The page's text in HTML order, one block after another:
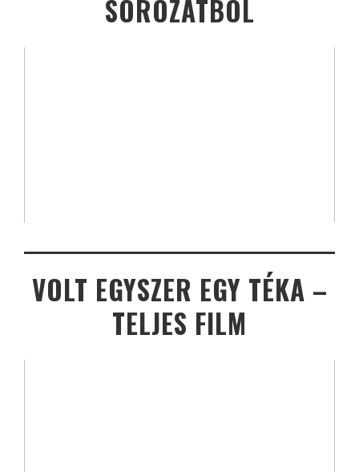
SOROZATBÓL
VOLT EGYSZER EGY TÉKA –
TELJES FILM